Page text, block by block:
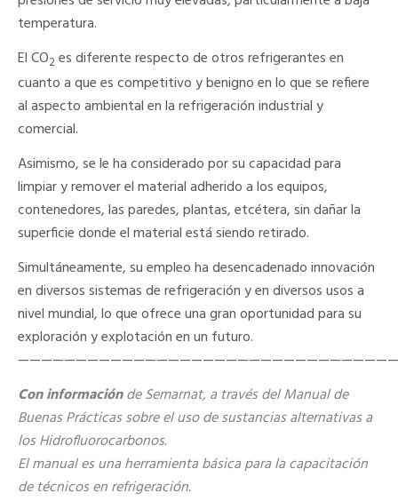
temperatura.
El CO2es diferente respecto de otros refrigerantes en
cuanto a que es competitivo y benigno en lo que se refiere
al aspecto ambiental en la refrigeración industrial y
comercial.
Asimismo, se le ha considerado por su capacidad para
limpiar y remover el material adherido a los equipos,
contenedores, las paredes, plantas, etcétera, sin dañar la
superficie donde el material está siendo retirado.
Simultáneamente, su empleo ha desencadenado innovación
en diversos sistemas de refrigeración y en diversos usos a
nivel mundial, lo que ofrece una gran oportunidad para su
exploración y explotación en un futuro.
Con informaciónde Semarnat, a través del Manual de
Buenas Prácticas sobre el uso de sustancias alternativas a
los Hidrofluorocarbonos.
El manual es una herramienta básica para la capacitación
de técnicos en refrigeración.